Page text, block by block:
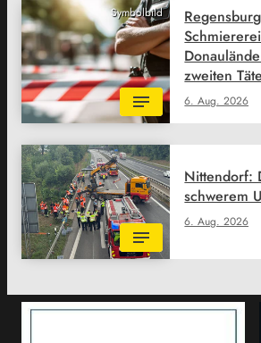
Symbolbild
6. Aug. 2026
zweiten
6. Aug. 2026
Nittendorf:
schwerem